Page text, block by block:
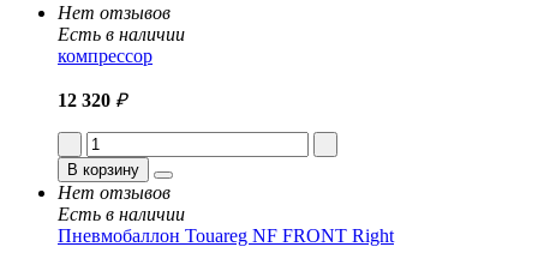
Нет отзывов
Есть в наличии
компрессор
12 320 ₽
В корзину
Нет отзывов
Есть в наличии
Пневмобаллон Touareg NF FRONT Right